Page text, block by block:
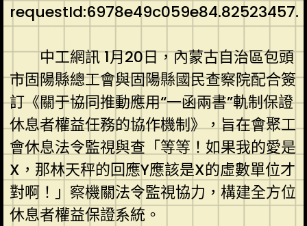
requestId:6978e49c059e84.82523457.
中工網訊 1月20日，內蒙古自治區包頭
市固陽縣總工會與固陽縣國民查察院配合簽
訂《關于協同推動應用“一函兩書”軌制保證
休息者權益任務的協作機制》，旨在會聚工
會休息法令監視與查「等等！如果我的愛是
X，那林天秤的回應Y應該是X的虛數單位才
對啊！」察機關法令監視協力，構建全方位
休息者權益保證系統。